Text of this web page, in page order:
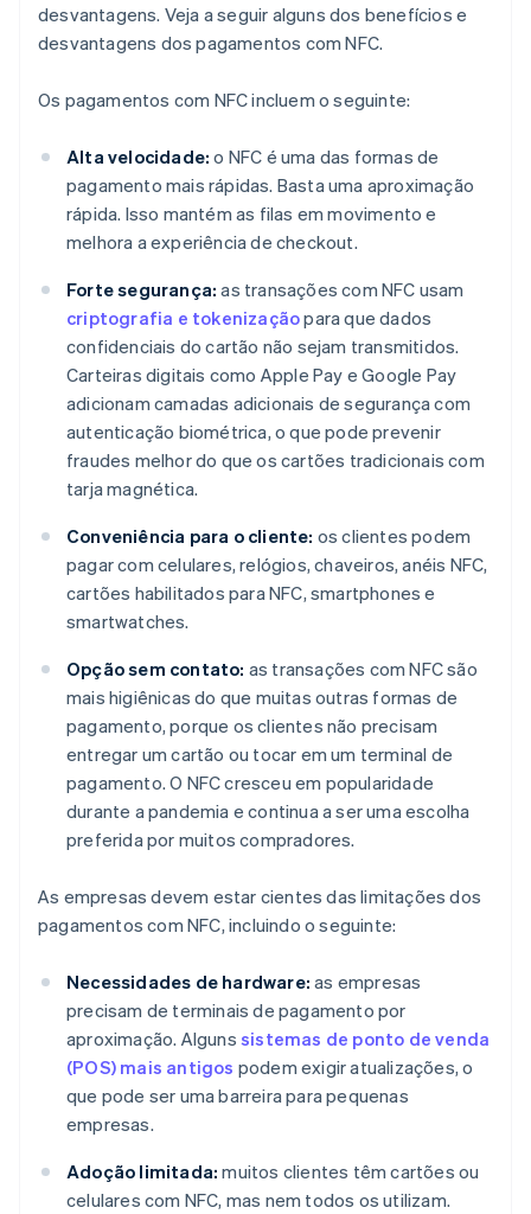
desvantagens. Veja a seguir alguns dos benefícios e
desvantagens dos pagamentos com NFC.
Os pagamentos com NFC incluem o seguinte:
Alta velocidade: o NFC é uma das formas de
pagamento mais rápidas. Basta uma aproximação
rápida. Isso mantém as filas em movimento e
melhora a experiência de checkout.
Forte segurança: as transações com NFC usam
criptografia e tokenizaçãopara que dados
confidenciais do cartão não sejam transmitidos.
Carteiras digitais como Apple Pay e Google Pay
adicionam camadas adicionais de segurança com
autenticação biométrica, o que pode prevenir
fraudes melhor do que os cartões tradicionais com
tarja magnética.
Conveniência para o cliente: os clientes podem
pagar com celulares, relógios, chaveiros, anéis NFC,
cartões habilitados para NFC, smartphones e
smartwatches.
Opção sem contato: as transações com NFC são
mais higiênicas do que muitas outras formas de
pagamento, porque os clientes não precisam
entregar um cartão ou tocar em um terminal de
pagamento. O NFC cresceu em popularidade
durante a pandemia e continua a ser uma escolha
preferida por muitos compradores.
As empresas devem estar cientes das limitações dos
pagamentos com NFC, incluindo o seguinte:
Necessidades de hardware: as empresas
precisam de terminais de pagamento por
aproximação. Alguns sistemas de ponto de venda
(POS) mais antigos podem exigir atualizações, o
que pode ser uma barreira para pequenas
empresas.
Adoção limitada: muitos clientes têm cartões ou
celulares com NFC, mas nem todos os utilizam.